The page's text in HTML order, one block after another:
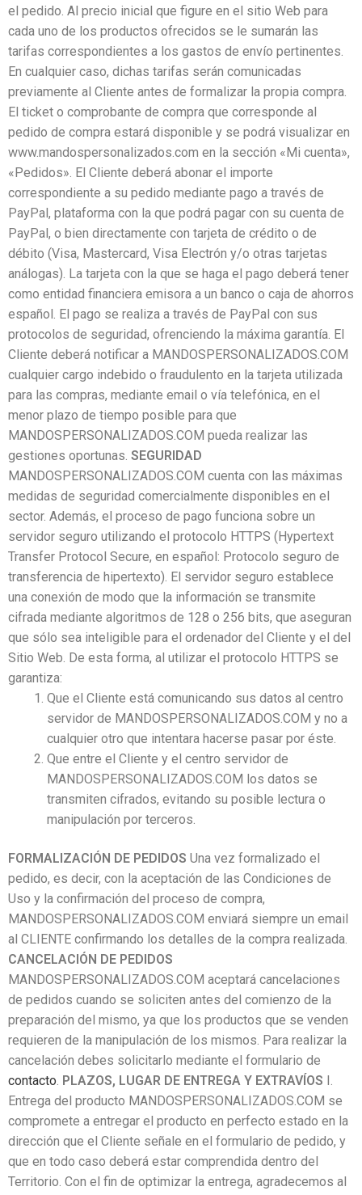
el pedido. Al precio inicial que figure en el sitio Web para
cada uno de los productos ofrecidos se le sumarán las
tarifas correspondientes a los gastos de envío pertinentes.
En cualquier caso, dichas tarifas serán comunicadas
previamente al Cliente antes de formalizar la propia compra.
El ticket o comprobante de compra que corresponde al
pedido de compra estará disponible y se podrá visualizar en
www.mandospersonalizados.com en la sección «Mi cuenta»,
«Pedidos». El Cliente deberá abonar el importe
correspondiente a su pedido mediante pago a través de
PayPal, plataforma con la que podrá pagar con su cuenta de
PayPal, o bien directamente con tarjeta de crédito o de
débito (Visa, Mastercard, Visa Electrón y/o otras tarjetas
análogas). La tarjeta con la que se haga el pago deberá tener
como entidad financiera emisora a un banco o caja de ahorros
español. El pago se realiza a través de PayPal con sus
protocolos de seguridad, ofrenciendo la máxima garantía. El
Cliente deberá notificar a MANDOSPERSONALIZADOS.COM
cualquier cargo indebido o fraudulento en la tarjeta utilizada
para las compras, mediante email o vía telefónica, en el
menor plazo de tiempo posible para que
MANDOSPERSONALIZADOS.COM pueda realizar las
gestiones oportunas. SEGURIDAD
MANDOSPERSONALIZADOS.COM cuenta con las máximas
medidas de seguridad comercialmente disponibles en el
sector. Además, el proceso de pago funciona sobre un
servidor seguro utilizando el protocolo HTTPS (Hypertext
Transfer Protocol Secure, en español: Protocolo seguro de
transferencia de hipertexto). El servidor seguro establece
una conexión de modo que la información se transmite
cifrada mediante algoritmos de 128 o 256 bits, que aseguran
que sólo sea inteligible para el ordenador del Cliente y el del
Sitio Web. De esta forma, al utilizar el protocolo HTTPS se
garantiza:
Que el Cliente está comunicando sus datos al centro
servidor de MANDOSPERSONALIZADOS.COM y no a
cualquier otro que intentara hacerse pasar por éste.
Que entre el Cliente y el centro servidor de
MANDOSPERSONALIZADOS.COM los datos se
transmiten cifrados, evitando su posible lectura o
manipulación por terceros.
FORMALIZACIÓN DE PEDIDOS Una vez formalizado el
pedido, es decir, con la aceptación de las Condiciones de
Uso y la confirmación del proceso de compra,
MANDOSPERSONALIZADOS.COM enviará siempre un email
al CLIENTE confirmando los detalles de la compra realizada.
CANCELACIÓN DE PEDIDOS
MANDOSPERSONALIZADOS.COM aceptará cancelaciones
de pedidos cuando se soliciten antes del comienzo de la
preparación del mismo, ya que los productos que se venden
requieren de la manipulación de los mismos. Para realizar la
cancelación debes solicitarlo mediante el formulario de
contacto PLAZOS, LUGAR DE ENTREGA Y EXTRAVÍOS I.
Entrega del producto MANDOSPERSONALIZADOS.COM se
compromete a entregar el producto en perfecto estado en la
dirección que el Cliente señale en el formulario de pedido, y
que en todo caso deberá estar comprendida dentro del
Territorio. Con el fin de optimizar la entrega, agradecemos al